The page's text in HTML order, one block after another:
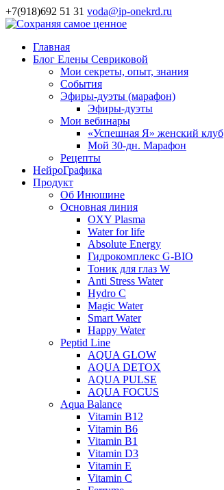
+7(918)692 51 31 voda@ip-onekrd.ru
Главная
Блог Елены Севриковой
Мои секреты, опыт, знания
События
Эфиры-дуэты (марафон)
Эфиры-дуэты
Мои вебинары
«Успешная Я» женский клуб
Мой 30-дн. Марафон
Рецепты
НейроГрафика
Продукт
Об Инюшине
Основная линия
OXY Plasma
Water for life
Absolute Energy
Гидрокомплекс G-BIO
Тоник для глаз W
Anti Stress Water
Hydro C
Magic Water
Smart Water
Happy Water
Peptid Line
AQUA GLOW
AQUA DETOX
AQUA PULSE
AQUA FOCUS
Aqua Balance
Vitamin B12
Vitamin B6
Vitamin B1
Vitamin D3
Vitamin E
Vitamin C